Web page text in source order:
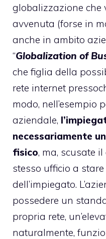
globalizzazione che
avvenuta (forse in
anche in ambito
“Globalization of
che figlia della
rete internet
modo, nell’esempio
aziendale,
necessariamente
fisico, ma, scusate
stesso ufficio a
dell’impiegato.
possedere un
propria rete,
naturalmente,